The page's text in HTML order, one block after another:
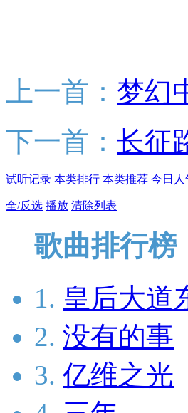
上一首： 梦幻
下一首： 长征
试听记录 本类排行 本类推荐 今日人
全/反选 播放 清除列表
歌曲排行榜
1. 皇后大道
2. 没有的事
3. 亿维之光